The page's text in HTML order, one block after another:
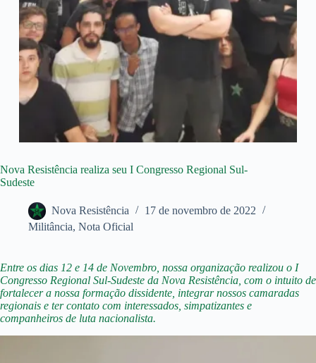
Nova Resistência realiza seu I Congresso Regional Sul-
Sudeste
Nova Resistência
17 de novembro de 2022
Militância, Nota Oficial
Entre os dias 12 e 14 de Novembro, nossa organização realizou o I
Congresso Regional Sul-Sudeste da Nova Resistência, com o intuito de
fortalecer a nossa formação dissidente, integrar nossos camaradas
regionais e ter contato com interessados, simpatizantes e
companheiros de luta nacionalista.